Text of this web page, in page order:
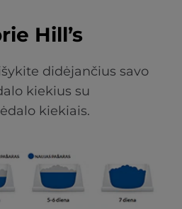
Hill’s
didėjančius savo
kiekius su
kiekiais.